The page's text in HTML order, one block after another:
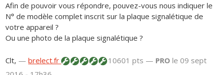
Afin de pouvoir vous répondre, pouvez-vous nous indiquer le
N° de modèle complet inscrit sur la plaque signalétique de
votre appareil ?
Ou une photo de la plaque signalétique ?
Clt, —brelect.fr 10601 pts — PRO le 09 sept